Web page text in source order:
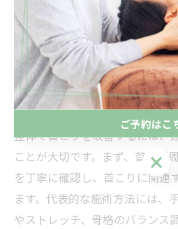
案内されるため、不明点があれ
良いでしょう。伊勢崎市内の整
希望に合わせて柔軟に対応して
できます。
整体で首こりを改善するため
整体で首こりを改善するには、
ことが大切です。まず、首や肩
を丁寧に確認し、首こりに関連
ます。代表的な施術方法には、
やストレッチ、骨格のバランス
ご予約はこ
ご予約はこ